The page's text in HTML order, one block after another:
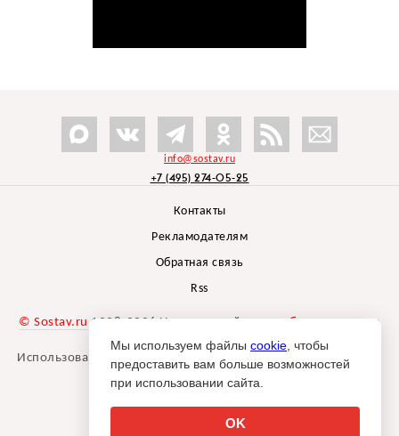
info@sostav.ru
+7 (495) 274-05-25
Контакты
Рекламодателям
Обратная связь
Rss
© Sostav.ru 1998-2026 Независимый проектбрендингового
агентства Depot
Использование материалов Sostav.ru допустимо только при
указании источника.
Мы используем файлы cookie , чтобы
предоставить вам больше возможностей
при использовании сайта.
OK